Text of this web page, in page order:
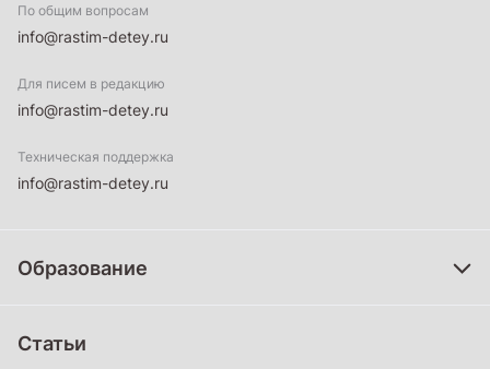
По общим вопросам
info@rastim-detey.ru
Для писем в редакцию
info@rastim-detey.ru
Техническая поддержка
info@rastim-detey.ru
Образование
Статьи